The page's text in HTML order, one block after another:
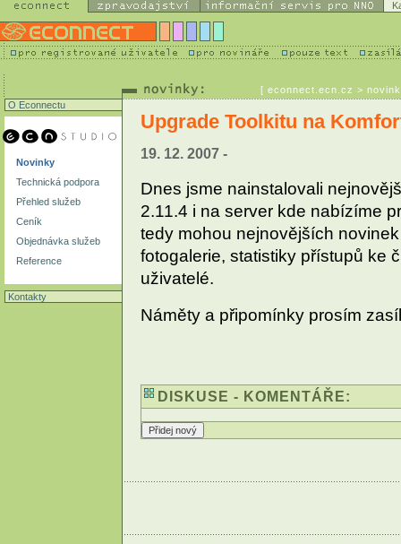
[ econnect.ecn.cz >
O Econnectu
Novinky
Technická podpora
Přehled služeb
Ceník
Objednávka služeb
Reference
Kontakty
Upgrade Toolkitu na
19. 12. 2007 -
Dnes jsme nainstalovali
2.11.4 i na server kde nabízíme
tedy mohou nejnovějších
fotogalerie, statistiky přístupů ke
uživatelé.
Náměty a připomínky prosím
DISKUSE - KOMENTÁŘE: